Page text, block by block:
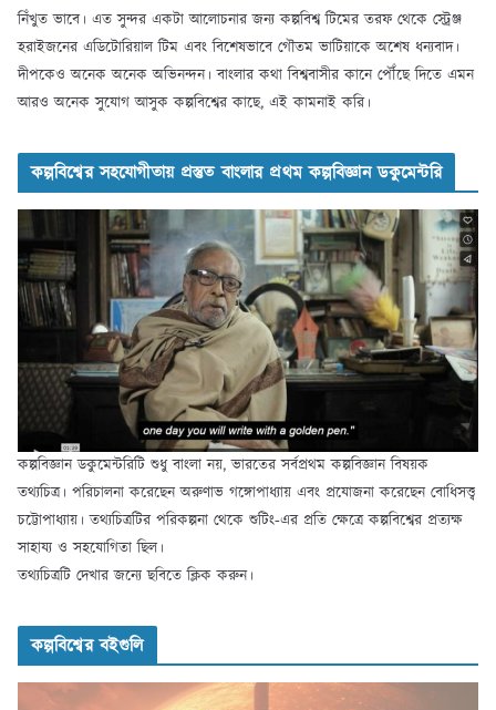
নিঁখুত ভাবে। এত সুন্দর একটা আলোচনার জন্য কল্পবিশ্ব টিমের তরফ থেকে স্ট্রেঞ্জ
হরাইজনের এডিটোরিয়াল টিম এবং বিশেষভাবে গৌতম ভাটিয়াকে অশেষ ধন্যবাদ।
দীপকেও অনেক অনেক অভিনন্দন। বাংলার কথা বিশ্ববাসীর কানে পৌঁছে দিতে এমন
আরও অনেক সুযোগ আসুক কল্পবিশ্বের কাছে, এই কামনাই করি।
কল্পবিশ্বের সহযোগীতায় প্রস্তুত বাংলার প্রথম কল্পবিজ্ঞান ডকুমেন্টরি
কল্পবিজ্ঞান ডকুমেন্টরিটি শুধু বাংলা নয়, ভারতের সর্বপ্রথম কল্পবিজ্ঞান বিষয়ক
তথ্যচিত্র। পরিচালনা করেছেন অরুণাভ গঙ্গোপাধ্যায় এবং প্রযোজনা করেছেন বোধিসত্ত্ব
চট্টোপাধ্যায়। তথ্যচিত্রটির পরিকল্পনা থেকে শুটিং-এর প্রতি ক্ষেত্রে কল্পবিশ্বের প্রত্যক্ষ
সাহায্য ও সহযোগিতা ছিল।
তথ্যচিত্রটি দেখার জন্যে ছবিতে ক্লিক করুন।
কল্পবিশ্বের বইগুলি